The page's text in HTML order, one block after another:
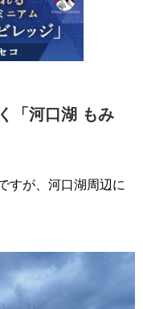
「河口湖 もみ
すが、河口湖周辺に